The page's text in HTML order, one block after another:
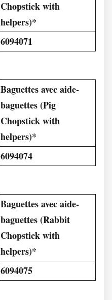
Chopstick with
helpers)*
6094071
Baguettes avec aide-
baguettes (Pig
Chopstick with
helpers)*
6094074
Baguettes avec aide-
baguettes (Rabbit
Chopstick with
helpers)*
6094075